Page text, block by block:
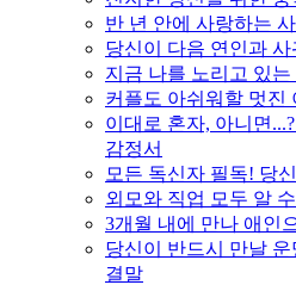
반 년 안에 사랑하는
당신이 다음 연인과
지금 나를 노리고 있
커플도 아쉬워할 멋진
이대로 혼자, 아니면
감정서
모든 독신자 필독! 당
외모와 직업 모두 알
3개월 내에 만나 애인
당신이 반드시 만날
결말